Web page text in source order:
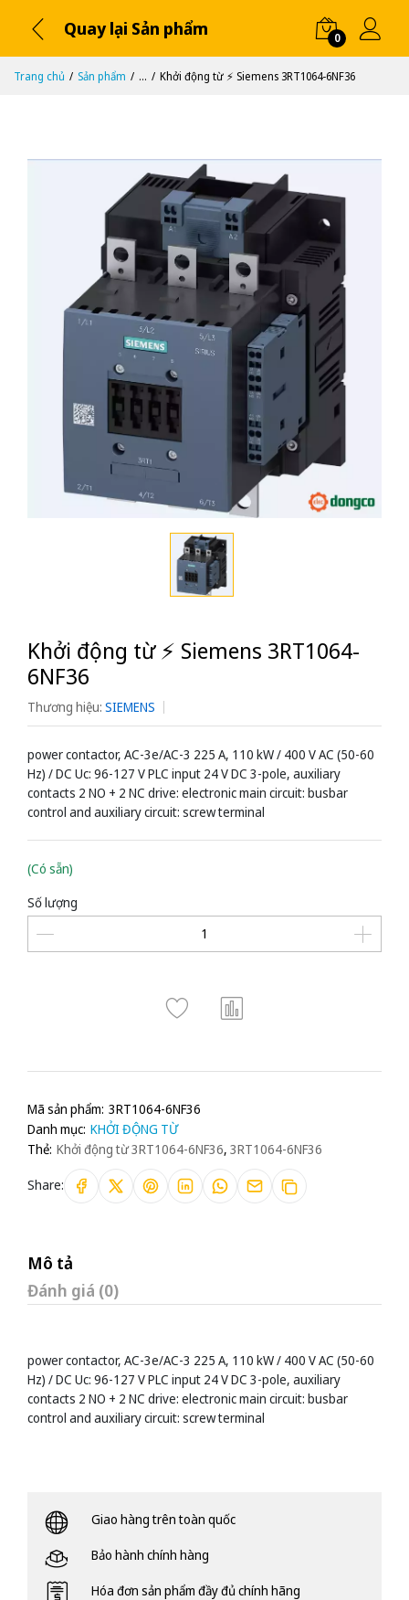
Quay lại Sản phẩm 0
Trang chủ Sản phẩm ... Khởi động từ ⚡️ Siemens 3RT1064-6NF36
Khởi động từ ⚡️ Siemens 3RT1064-
6NF36
Thương hiệu: SIEMENS
power contactor, AC-3e/AC-3 225 A, 110 kW / 400 V AC (50-60
Hz) / DC Uc: 96-127 V PLC input 24 V DC 3-pole, auxiliary
contacts 2 NO + 2 NC drive: electronic main circuit: busbar
control and auxiliary circuit: screw terminal
(Có sẵn)
Số lượng
Mã sản phẩm: 3RT1064-6NF36
Danh mục: KHỞI ĐỘNG TỪ
Thẻ: Khởi động từ 3RT1064-6NF36, 3RT1064-6NF36
Share:
Mô tả
Đánh giá (0)
power contactor, AC-3e/AC-3 225 A, 110 kW / 400 V AC (50-60
Hz) / DC Uc: 96-127 V PLC input 24 V DC 3-pole, auxiliary
contacts 2 NO + 2 NC drive: electronic main circuit: busbar
control and auxiliary circuit: screw terminal
Giao hàng trên toàn quốc
Bảo hành chính hàng
Hóa đơn sản phẩm đầy đủ chính hãng